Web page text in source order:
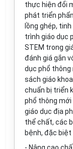
thực hiện đổi
phát triển
lồng ghép,
trình giáo dục
STEM trong
đánh giá gắn
dục phổ
sách giáo
chuẩn bị triển
phổ thông mới
giáo dục địa
thể chất, các
bệnh, đặc biệt